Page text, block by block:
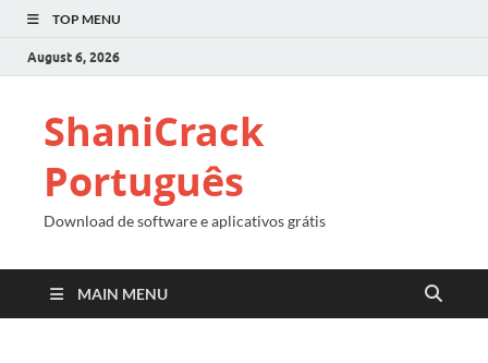
TOP MENU
August 6, 2026
ShaniCrack
Português
Download de software e aplicativos grátis
MAIN MENU